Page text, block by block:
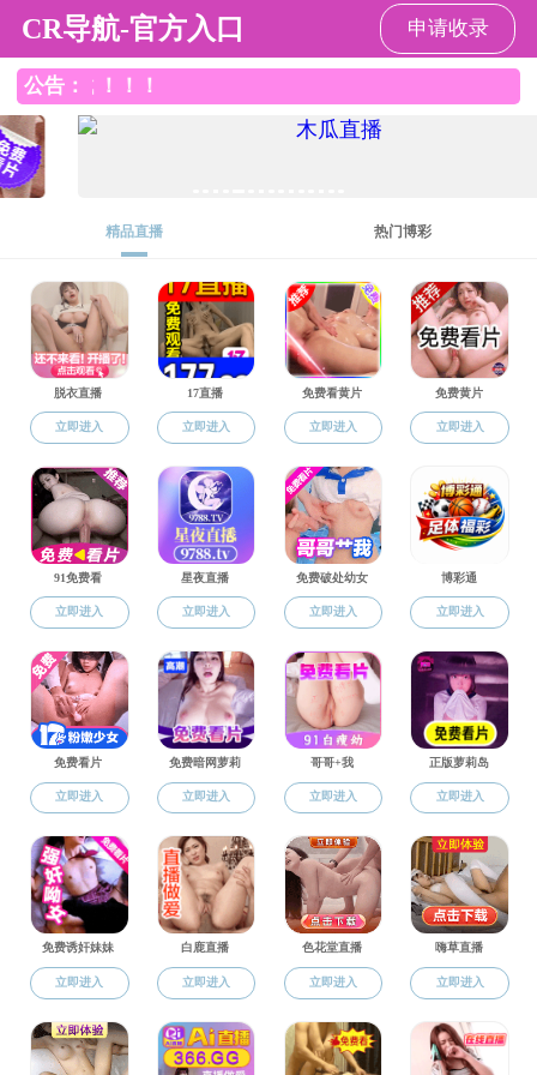
91大神
91大神 91大神概况 师资队伍
通知公告
党政办公室
公示公告
人才招聘
教务办公室
学科办公室
公示公告